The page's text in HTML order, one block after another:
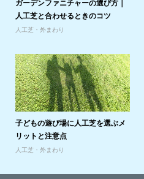
ガーデンファニチャーの選び方｜
人工芝と合わせるときのコツ
人工芝・外まわり
子どもの遊び場に人工芝を選ぶメ
リットと注意点
人工芝・外まわり